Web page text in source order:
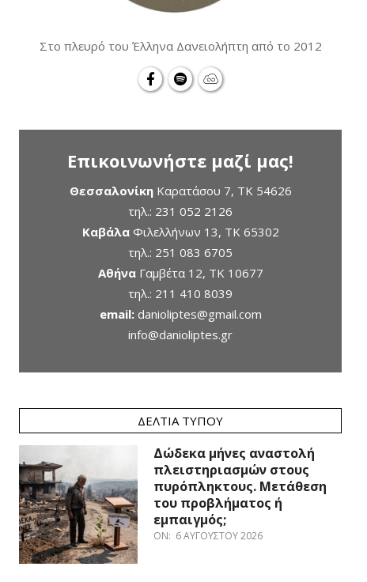
Στο πλευρό του Έλληνα Δανειολήπτη από το 2012
Επικοινωνήστε μαζί μας!
ΘεσσαλονίκηΚαρατάσου 7, TK 54626
τηλ.: 231 052 2126
ΚαβάλαΦιλελλήνων 13, ΤΚ 65302
τηλ.: 251 083 6705
ΑθήναΓαμβέτα 12, ΤΚ 10677
τηλ.: 211 410 8039
email: danioliptes@gmail.com
info@danioliptes.gr
ΔΕΛΤΊΑ ΤΎΠΟΥ
Δώδεκα μήνες αναστολή
πλειστηριασμών στους
πυρόπληκτους. Μετάθεση
του προβλήματος ή
εμπαιγμός;
ON: 6 ΑΥΓΟΎΣΤΟΥ 2026